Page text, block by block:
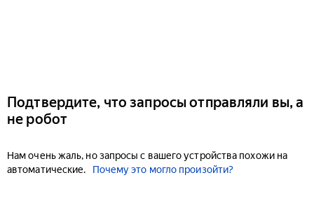
Подтвердите, что запросы отправляли вы, а
не робот
Нам очень жаль, но запросы с вашего устройства похожи на
автоматические.
Почему это могло произойти?